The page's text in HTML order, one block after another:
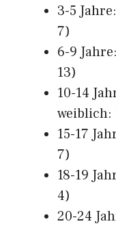
3-5
7)
6-9
13)
10-14
weiblich:
15-17
7)
18-19
4)
20-24